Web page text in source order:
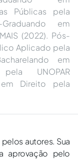
Públicas pela
em
(2022). Pós-
Aplicado pela
em
UNOPAR
Direito pela
autores. Sua
aprovação pelo